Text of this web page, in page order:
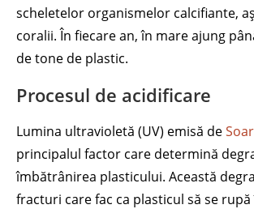
scheletelor organismelor calcifiante,
coralii. În fiecare an, în mare ajung
de tone de plastic.
Procesul de acidificare
Lumina ultravioletă (UV) emisă de
principalul factor care determină
îmbătrânirea plasticului. Această
fracturi care fac ca plasticul să se